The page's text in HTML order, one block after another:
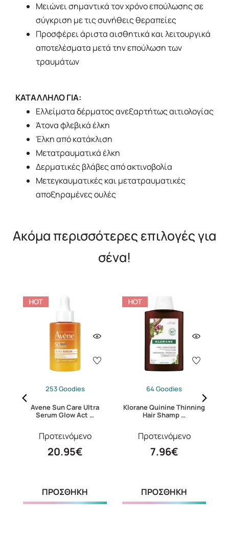
Μειώνει σημαντικά τον χρόνο επούλωσης σε
σύγκριση με τις συνήθεις θεραπείες
Προσφέρει άριστα αισθητικά και λειτουργικά
αποτελέσματα μετά την επούλωση των
τραυμάτων
ΚΑΤΑΛΛΗΛΟ ΓΙΑ:
Ελλείματα δέρματος ανεξαρτήτως αιτιολογίας
Άτονα φλεβικά έλκη
Έλκη από κατάκλιση
Μετατραυματικά έλκη
Δερματικές βλάβες από ακτινοβολία
Μετεγκαυματικές και μετατραυματικές
αποξηραμένες ουλές
Ακόμα περισσότερες επιλογές για
σένα!
253 Goodies
Avene Sun Care Ultra
Serum Glow Act …
Προτεινόμενο
20.95€
ΠΡΟΣΘΗΚΗ
64 Goodies
Klorane Quinine Thinning
Hair Shamp …
Προτεινόμενο
7.96€
ΠΡΟΣΘΗΚΗ